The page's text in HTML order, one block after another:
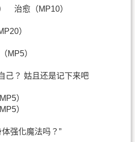
治愈（MP10）
）
MP5）
？ 姑且还是记下来吧
）
）
强化魔法吗？”